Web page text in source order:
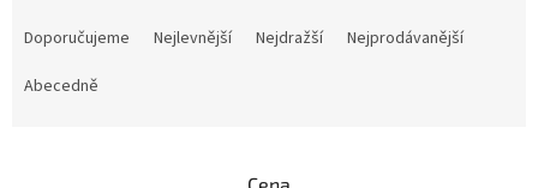
Vinné
Doporučujeme Nejlevnější Nejdražší
Nejprodávanější
Abecedně